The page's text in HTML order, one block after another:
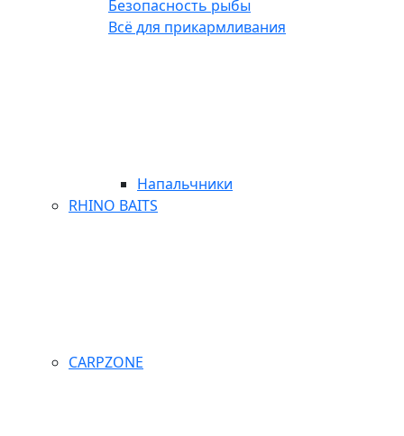
Безопасность рыбы
Всё для прикармливания
Напальчники
RHINO BAITS
CARPZONE